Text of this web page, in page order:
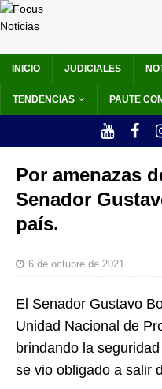
INICIO JUDICIALES
TENDENCIAS PAUTE
Por amenazas
Senador
país.
6 de octubre de 2021
El Senador Gustavo
Unidad Nacional de
brindando la
se vio obligado a salir